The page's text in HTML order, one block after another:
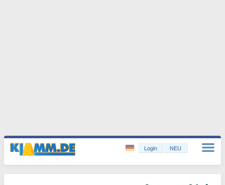
Login NEU